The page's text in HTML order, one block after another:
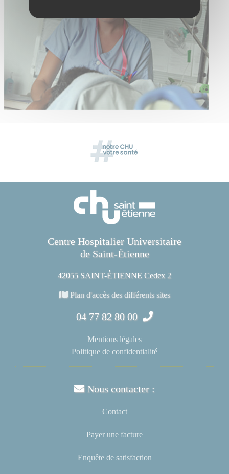
Centre Hospitalier Universitaire
de Saint-Étienne
42055 SAINT-ÉTIENNE Cedex 2
Plan d'accès des différents sites
04 77 82 80 00
Mentions légales
Politique de confidentialité
Nous contacter :
Contact
Payer une facture
Enquête de satisfaction